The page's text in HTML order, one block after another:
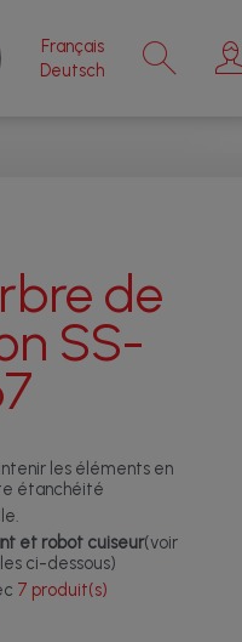
Français
Deutsch
×
de
SS-
les éléments en
étanchéité
et robot cuiseur(voir
ci-dessous)
7 produit(s)